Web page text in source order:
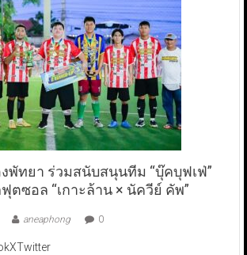
พัทยา ร่วมสนับสนุนทีม “บุ๊คบุฟเฟ่”
ตซอล “เกาะล้าน × นัควีย์ คัพ”
aneaphong 0